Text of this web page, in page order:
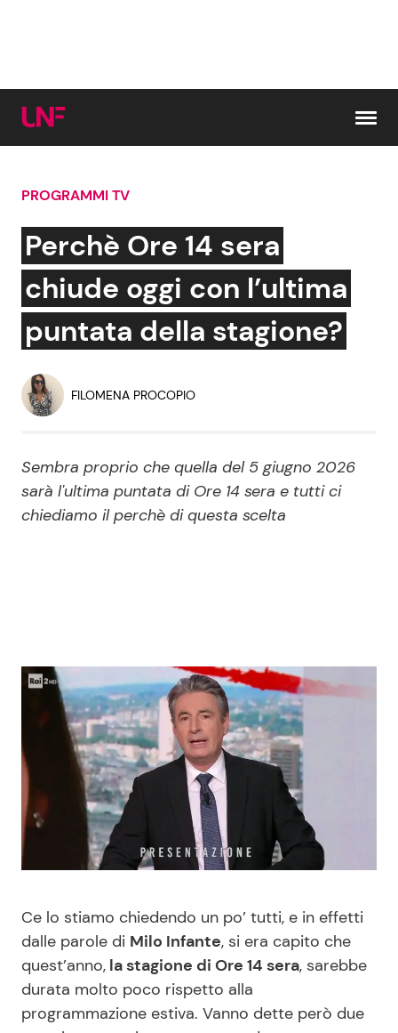
Cerca:
News e Cronaca
Attualità Italiana
Economia
Persone Scomparse
Politica
Gossip e TV
Bellezze VIP
Programmi TV
Reality e Talent
News Cinema
News Musica
News Spettacolo
News dal mondo
Benessere
Casa
Moda e Style
Mondo Mamma
News benessere
Cucina e Ricette
Consigli di Cucina
Dolci
Le Ricette in TV
Primi Piatti
PROGRAMMI TV
Perchè Ore 14 sera
chiude oggi con l’ultima
puntata della stagione?
FILOMENA PROCOPIO
Sembra proprio che quella del 5 giugno 2026
sarà l'ultima puntata di Ore 14 sera e tutti ci
chiediamo il perchè di questa scelta
Ce lo stiamo chiedendo un po’ tutti, e in effetti
dalle parole di Milo Infante, si era capito che
quest’anno, la stagione di Ore 14 sera, sarebbe
durata molto poco rispetto alla
programmazione estiva. Vanno dette però due